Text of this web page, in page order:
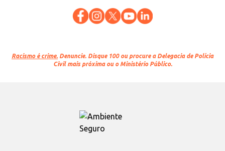
Racismo é crime. Denuncie. Disque 100 ou procure a Delegacia de Polícia
Civil mais próxima ou o Ministério Público.